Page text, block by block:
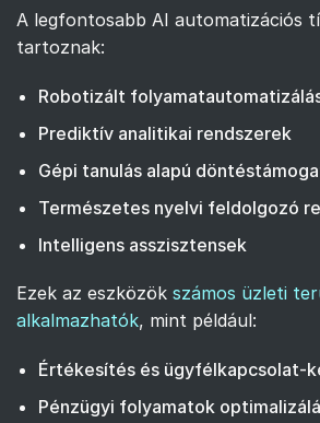
A legfontosabb AI automatizációs
tartoznak:
Robotizált
Prediktív analitikai rendszerek
Gépi tanulás alapú
Természetes nyelvi feldolgozó
Intelligens asszisztensek
Ezek az eszközök számos üzleti
alkalmazhatók, mint például:
Értékesítés és ügyfélkapcsolat-
Pénzügyi folyamatok